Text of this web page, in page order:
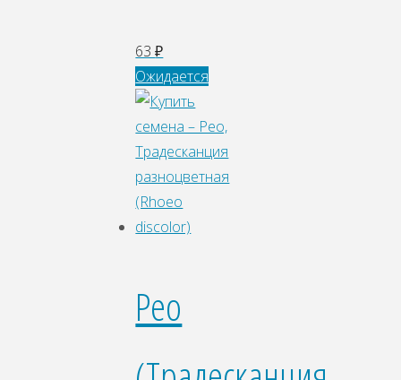
63₽
Ожидается
Рео